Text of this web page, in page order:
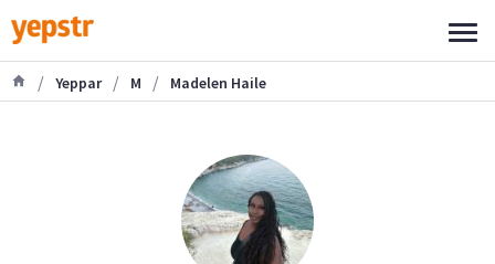
/ Yeppar / M / Madelen Haile